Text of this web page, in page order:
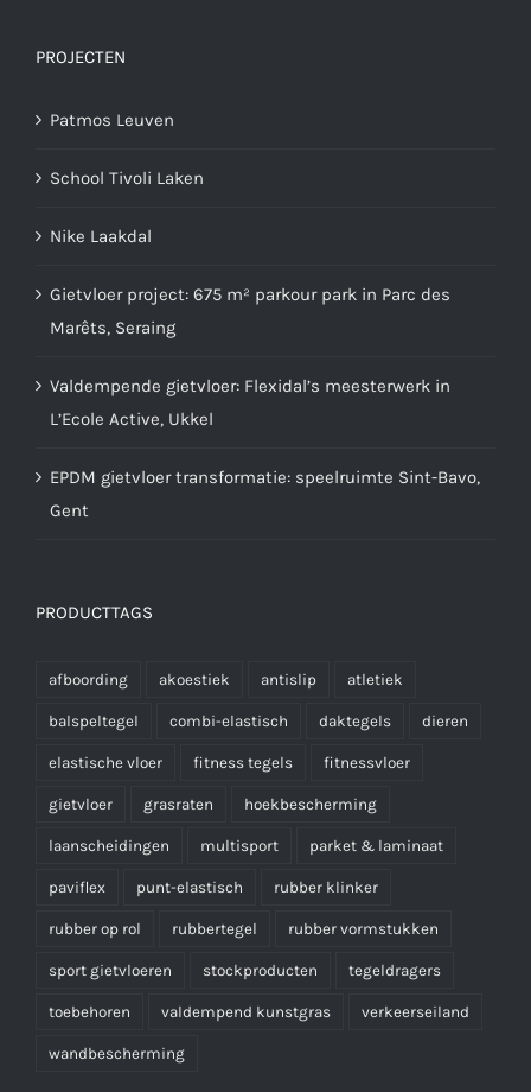
PROJECTEN
Patmos Leuven
School Tivoli Laken
Nike Laakdal
Gietvloer project: 675 m² parkour park in Parc des
Marêts, Seraing
Valdempende gietvloer: Flexidal’s meesterwerk in
L’Ecole Active, Ukkel
EPDM gietvloer transformatie: speelruimte Sint-Bavo,
Gent
PRODUCTTAGS
afboording akoestiek antislip atletiek
balspeltegel combi-elastisch daktegels dieren
elastische vloer fitness tegels fitnessvloer
gietvloer grasraten hoekbescherming
laanscheidingen multisport parket & laminaat
paviflex punt-elastisch rubber klinker
rubber op rol rubbertegel rubber vormstukken
sport gietvloeren stockproducten tegeldragers
toebehoren valdempend kunstgras verkeerseiland
wandbescherming